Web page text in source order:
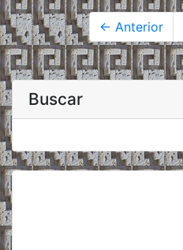
← Anterior
Buscar